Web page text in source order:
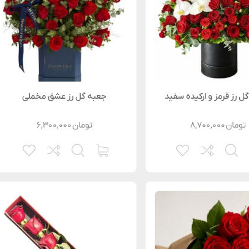
رز قرمز و ارکیده سفید
۸,۷۰۰,۰۰۰تومان
جعبه گل رز عشق مخملی
۶,۳۰۰,۰۰۰تومان